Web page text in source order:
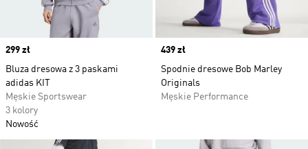
Price
299 zł
Bluza dresowa z 3 paskami
adidas KIT
Męskie Sportswear
3 kolory
Nowość
Price
439 zł
Spodnie dresowe Bob Marley
Originals
Męskie Performance